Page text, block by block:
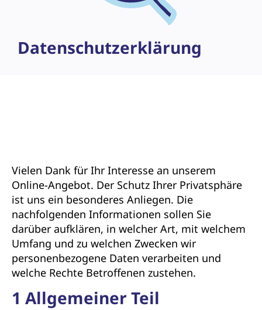
Datenschutz­erklärung
Vielen Dank für Ihr Interesse an unserem
Online-Angebot. Der Schutz Ihrer Privatsphäre
ist uns ein besonderes Anliegen. Die
nachfolgenden Informationen sollen Sie
darüber aufklären, in welcher Art, mit welchem
Umfang und zu welchen Zwecken wir
personenbezogene Daten verarbeiten und
welche Rechte Betroffenen zustehen.
1 Allgemeiner Teil